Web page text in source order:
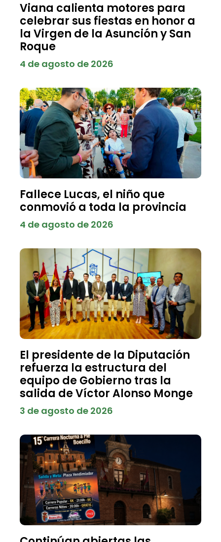
Viana calienta motores para
celebrar sus fiestas en honor a
la Virgen de la Asunción y San
Roque
4 de agosto de 2026
Fallece Lucas, el niño que
conmovió a toda la provincia
4 de agosto de 2026
El presidente de la Diputación
refuerza la estructura del
equipo de Gobierno tras la
salida de Víctor Alonso Monge
3 de agosto de 2026